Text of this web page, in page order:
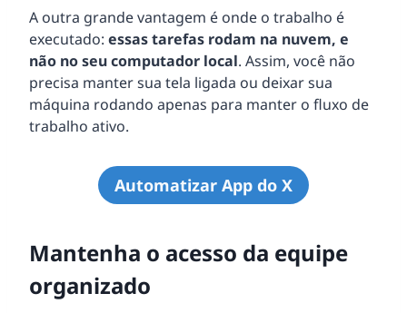
A outra grande vantagem é onde o trabalho é
executado: essas tarefas rodam na nuvem, e
não no seu computador local. Assim, você não
precisa manter sua tela ligada ou deixar sua
máquina rodando apenas para manter o fluxo de
trabalho ativo.
Automatizar App do X
Mantenha o acesso da equipe
organizado